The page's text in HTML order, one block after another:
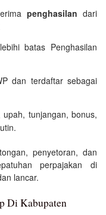
penghasilan dari
batas Penghasilan
dan terdaftar sebagai
tunjangan, bonus,
penyetoran, dan
perpajakan di
lancar.
Di Kabupaten